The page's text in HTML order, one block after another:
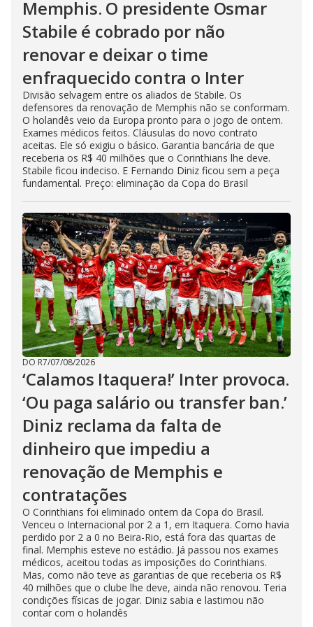
Memphis. O presidente Osmar
Stabile é cobrado por não
renovar e deixar o time
enfraquecido contra o Inter
Divisão selvagem entre os aliados de Stabile. Os
defensores da renovação de Memphis não se conformam.
O holandês veio da Europa pronto para o jogo de ontem.
Exames médicos feitos. Cláusulas do novo contrato
aceitas. Ele só exigiu o básico. Garantia bancária de que
receberia os R$ 40 milhões que o Corinthians lhe deve.
Stabile ficou indeciso. E Fernando Diniz ficou sem a peça
fundamental. Preço: eliminação da Copa do Brasil
DO R7/07/08/2026
‘Calamos Itaquera!’ Inter provoca.
‘Ou paga salário ou transfer ban.’
Diniz reclama da falta de
dinheiro que impediu a
renovação de Memphis e
contratações
O Corinthians foi eliminado ontem da Copa do Brasil.
Venceu o Internacional por 2 a 1, em Itaquera. Como havia
perdido por 2 a 0 no Beira-Rio, está fora das quartas de
final. Memphis esteve no estádio. Já passou nos exames
médicos, aceitou todas as imposições do Corinthians.
Mas, como não teve as garantias de que receberia os R$
40 milhões que o clube lhe deve, ainda não renovou. Teria
condições físicas de jogar. Diniz sabia e lastimou não
contar com o holandês